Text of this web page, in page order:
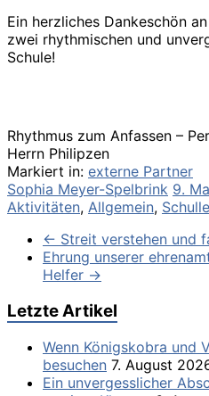
Ein herzliches Dankeschön
zwei rhythmischen und
Schule!
Rhythmus zum Anfassen –
Herrn Philipzen
Markiert in: externe Partner
Sophia Meyer-Spelbrink 9.
Aktivitäten, Allgemein,
← Streit verstehen und
Ehrung unserer
Helfer →
Letzte Artikel
Wenn Königskobra und
besuchen 7. August
Ein unvergesslicher